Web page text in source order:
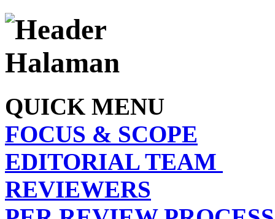
QUICK MENU
FOCUS & SCOPE
EDITORIAL TEAM
REVIEWERS